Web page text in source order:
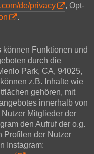
de/privacy
, Opt-
.
können Funktionen und
durch die
Park, CA, 94025,
z.B. Inhalte wie
gehören, mit
innerhalb von
Mitglieder der
den Aufruf der o.g.
Profilen der Nutzer
Instagram: